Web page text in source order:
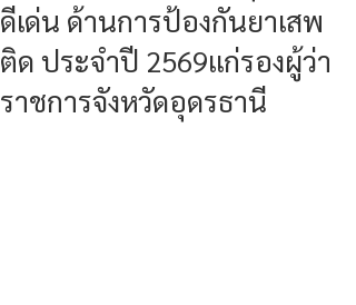
ดีเด่น ด้านการป้องกันยาเสพ
ติด ประจำปี 2569แก่รองผู้ว่า
ราชการจังหวัดอุดรธานี